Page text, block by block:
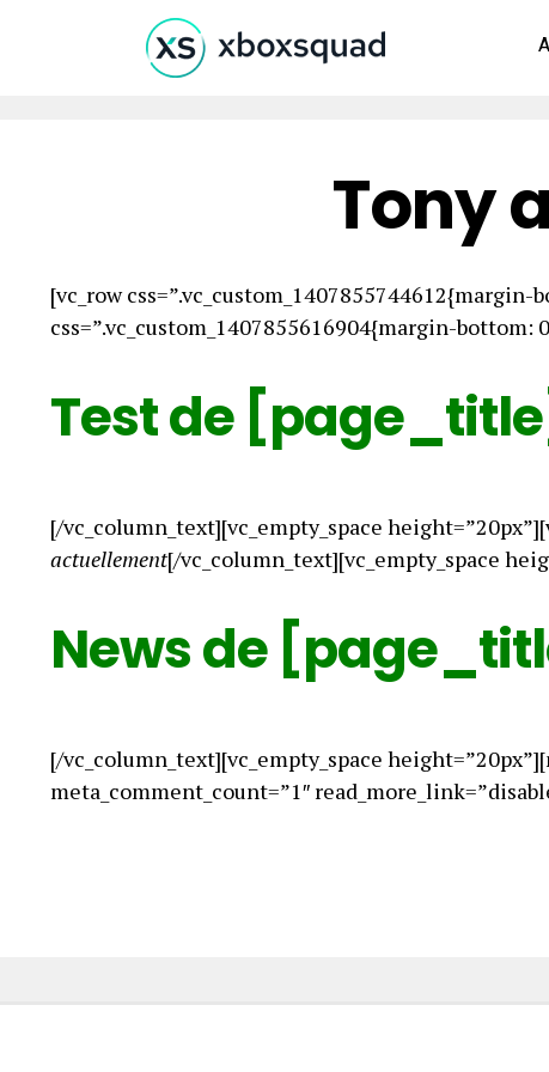
Tony
[vc_row
css=”.vc_custom_1407855616904{margin-
Test de
[/vc_column_text][vc_empty_space
actuellement[/vc_column_text][vc_empty_space
News de
[/vc_column_text][vc_empty_space
meta_comment_count=”1″